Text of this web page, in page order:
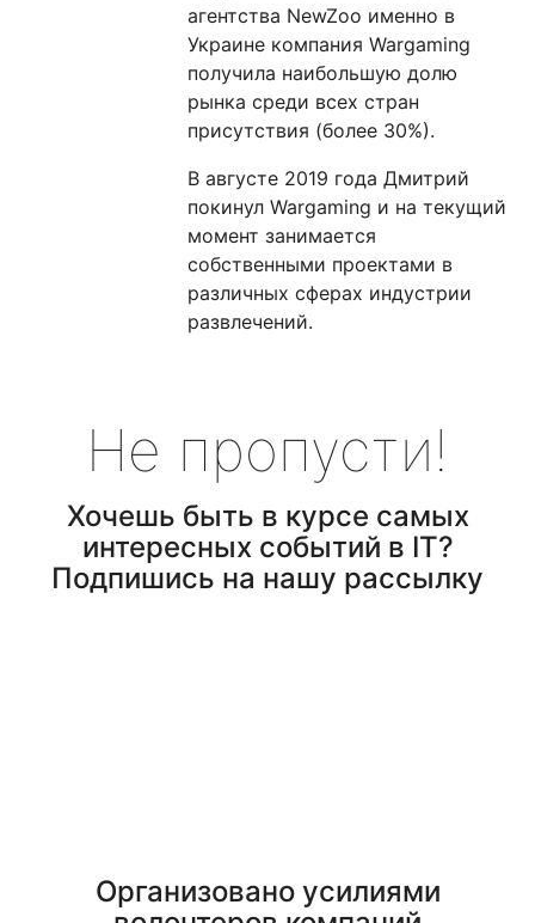
агентства NewZoo именно в
Украине компания Wargaming
получила наибольшую долю
рынка среди всех стран
присутствия (более 30%).
В августе 2019 года Дмитрий
покинул Wargaming и на текущий
момент занимается
собственными проектами в
различных сферах индустрии
развлечений.
Не пропусти!
Хочешь быть в курсе самых
интересных событий в IT?
Подпишись на нашу рассылку
Организовано усилиями